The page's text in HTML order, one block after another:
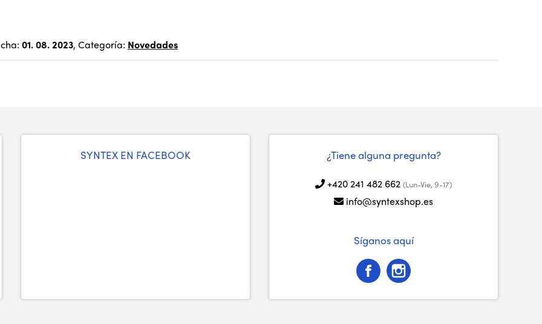
01. 08. 2023, Categoría: Novedades
SYNTEX EN FACEBOOK ¿Tiene alguna pregunta?
+420 241 482 662 (Lun-Vie, 9-17)
info@syntexshop.es
Síganos aquí